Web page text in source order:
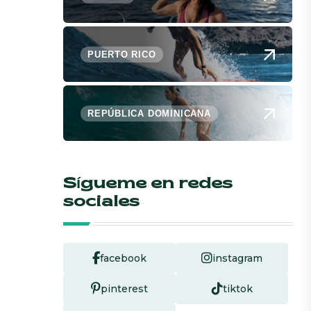
PUERTO RICO
REPÚBLICA DOMINICANA
Sígueme en redes
sociales
facebook instagram
pinterest tiktok